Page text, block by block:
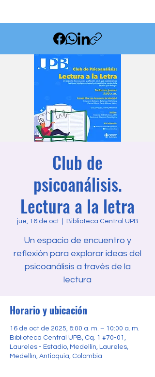
Club de
psicoanálisis.
Lectura a la letra
jue, 16 de oct
  |
Biblioteca Central UPB
Un espacio de encuentro y
reflexión para explorar ideas del
psicoanálisis a través de la
lectura
Horario y ubicación
16 de oct de 2025, 8:00 a. m. – 10:00 a. m.
Biblioteca Central UPB, Cq. 1 #70-01,
Laureles - Estadio, Medellín, Laureles,
Medellín, Antioquia, Colombia